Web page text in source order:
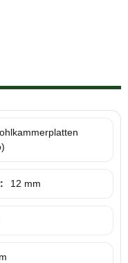
12 mm